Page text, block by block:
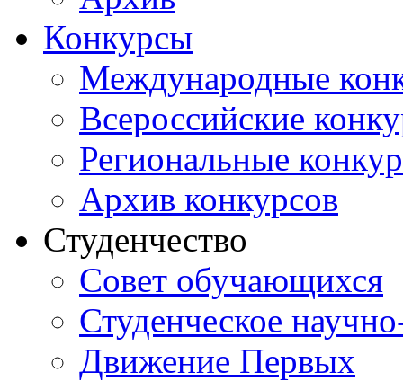
Конкурсы
Международные
Всероссийские
Региональные
Архив конкурсов
Студенчество
Совет обучающихся
Студенческое
Движение Первых